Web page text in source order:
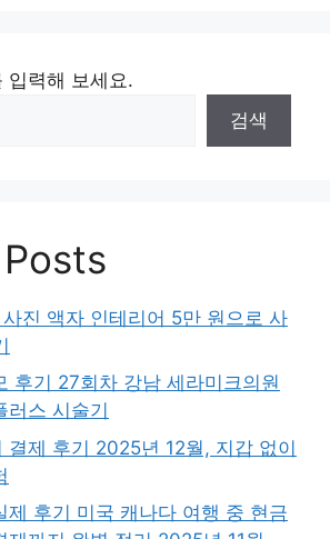
입력해 보세요.
검색
진 액자 인테리어 5만 원으로 사
후기 27회차 강남 세라미크의원
러스 시술기
결제 후기 2025년 12월, 지갑 없이
제 후기 미국 캐나다 여행 중 현금